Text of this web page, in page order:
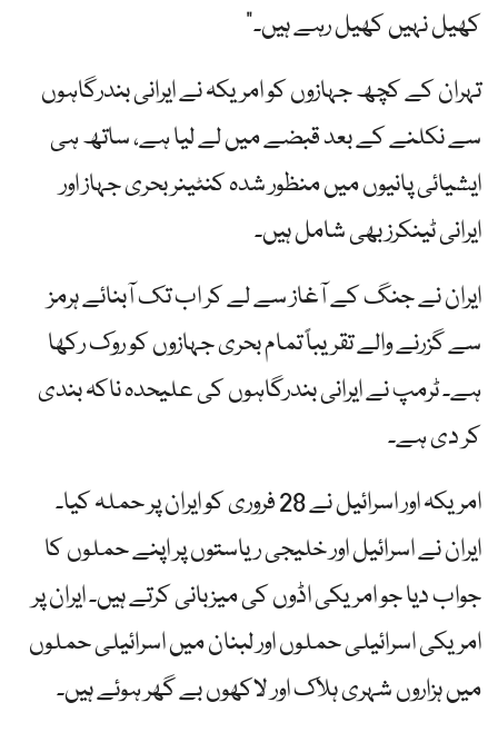
کھیل نہیں کھیل رہے ہیں۔”
تہران کے کچھ جہازوں کو امریکہ نے ایرانی بندرگاہوں
سے نکلنے کے بعد قبضے میں لے لیا ہے، ساتھ ہی
ایشیائی پانیوں میں منظور شدہ کنٹینر بحری جہاز اور
ایرانی ٹینکرز بھی شامل ہیں۔
ایران نے جنگ کے آغاز سے لے کر اب تک آبنائے ہرمز
سے گزرنے والے تقریباً تمام بحری جہازوں کو روک رکھا
ہے۔ ٹرمپ نے ایرانی بندرگاہوں کی علیحدہ ناکہ بندی
کر دی ہے۔
امریکہ اور اسرائیل نے 28 فروری کو ایران پر حملہ کیا۔
ایران نے اسرائیل اور خلیجی ریاستوں پر اپنے حملوں کا
جواب دیا جو امریکی اڈوں کی میزبانی کرتے ہیں۔ ایران پر
امریکی اسرائیلی حملوں اور لبنان میں اسرائیلی حملوں
میں ہزاروں شہری ہلاک اور لاکھوں بے گھر ہوئے ہیں۔